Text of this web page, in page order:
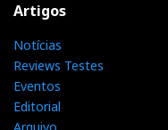
Artigos
Notícias
Reviews Testes
Eventos
Editorial